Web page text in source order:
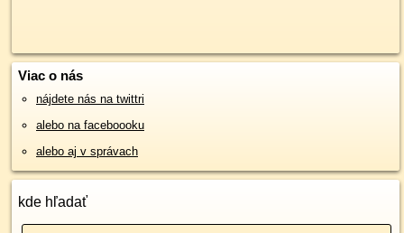
Viac o nás
nájdete nás na twittri
alebo na faceboooku
alebo aj v správach
kde hľadať